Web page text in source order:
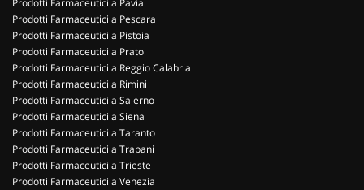
Prodotti Farmaceutici a Pavia
Prodotti Farmaceutici a Pescara
Prodotti Farmaceutici a Pistoia
Prodotti Farmaceutici a Prato
Prodotti Farmaceutici a Reggio Calabria
Prodotti Farmaceutici a Rimini
Prodotti Farmaceutici a Salerno
Prodotti Farmaceutici a Siena
Prodotti Farmaceutici a Taranto
Prodotti Farmaceutici a Trapani
Prodotti Farmaceutici a Trieste
Prodotti Farmaceutici a Venezia